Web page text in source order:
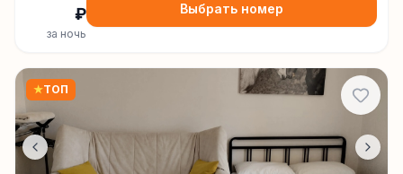
₽
за ночь
Выбрать номер
★ТОП